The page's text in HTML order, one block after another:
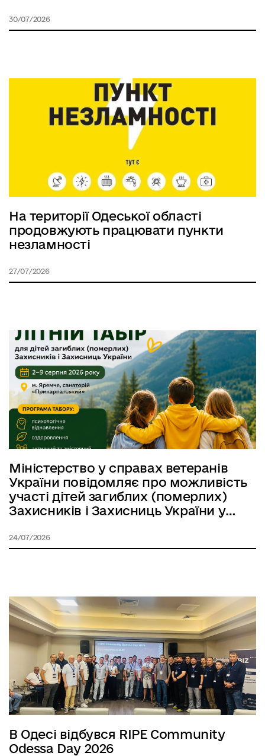
30/07/2026
На території Одеської області
продовжують працювати пункти
незламності
27/07/2026
Міністерство у справах ветеранів
України повідомляє про можливість
участі дітей загиблих (померлих)
Захисників і Захисниць України у
по 9 серпня 2026 року в місті Яремче
на базі санаторію «Прикарпатський».
24/07/2026
В Одесі відбувся RIPE Community
Odessa Day 2026